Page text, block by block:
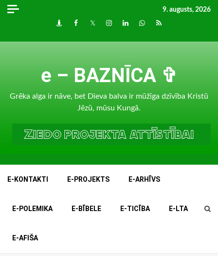
Skip
9. augusts, 2026
DraugiemFacebook
TwitterInstagram
LinkedInwhatsapp
RSS
e – BAZNĪCA ✞
Grēka alga ir nāve, bet Dieva balva ir mūžīga dzīvība Kristū
Jēzū, mūsu Kungā.
E-KONTAKTI E-PROJEKTS E-ARHĪVS
E-POLEMIKA E-BĪBELE E-TICĪBA E-LTA
E-AFIŠA